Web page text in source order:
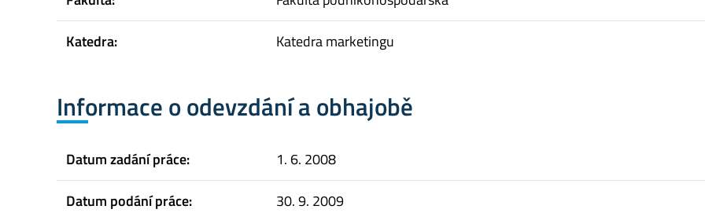
Katedra:
Katedra marketingu
Informace o odevzdání a obhajobě
Datum zadání práce:
1. 6. 2008
Datum podání práce:
30. 9. 2009